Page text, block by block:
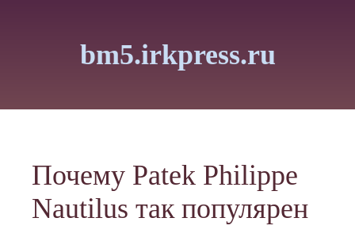
bm5.irkpress.ru
Почему Patek Philippe
Nautilus так популярен